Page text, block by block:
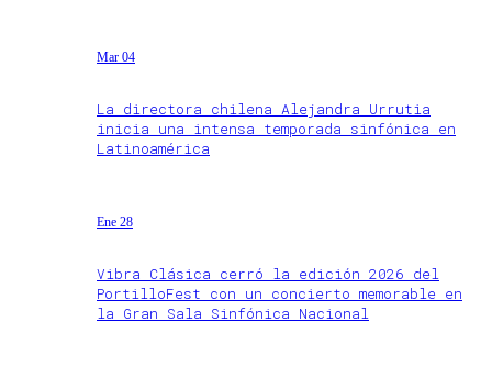
Mar 04
La directora chilena Alejandra Urrutia
inicia una intensa temporada sinfónica en
Latinoamérica
Ene 28
Vibra Clásica cerró la edición 2026 del
PortilloFest con un concierto memorable en
la Gran Sala Sinfónica Nacional